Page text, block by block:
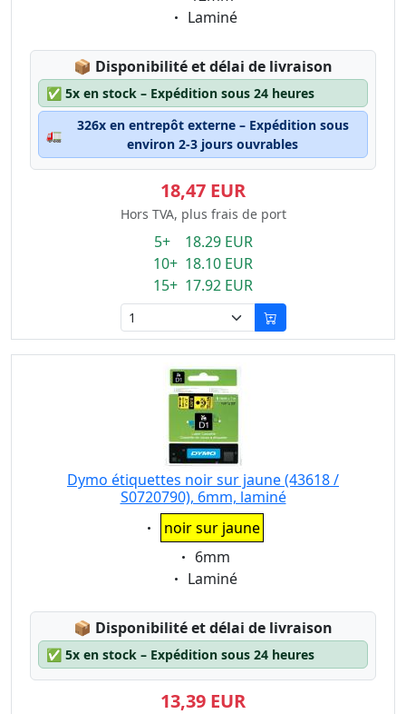
Eigenschaft:
Laminé
📦 Lagerstatus:
Disponibilité et délai de livraison
✅ 5x en stock – Expédition sous 24 heures
🚛
326x en entrepôt externe – Expédition sous
environ 2-3 jours ouvrables
18,47 EUR
Hors TVA, plus frais de port
5+ 18.29 EUR
10+ 18.10 EUR
15+ 17.92 EUR
Dymo étiquettes noir sur jaune (43618 /
S0720790), 6mm, laminé
Eigenschaft:
noir sur jaune
Eigenschaft:
6mm
Eigenschaft:
Laminé
📦 Lagerstatus:
Disponibilité et délai de livraison
✅ 5x en stock – Expédition sous 24 heures
13,39 EUR